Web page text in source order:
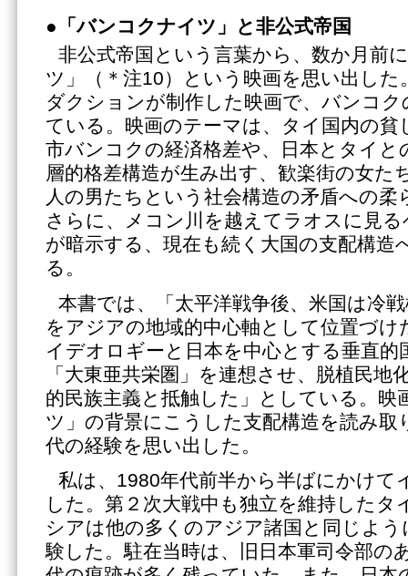
●「バンコクナイツ」と非公式帝国
非公式帝国という言葉から、数か月前
ツ」（＊注10）という映画を思い出した
ダクションが制作した映画で、バンコ
ている。映画のテーマは、タイ国内の貧
市バンコクの経済格差や、日本とタイと
層的格差構造が生み出す、歓楽街の女た
人の男たちという社会構造の矛盾への柔
さらに、メコン川を越えてラオスに見
が暗示する、現在も続く大国の支配構造
る。
本書では、「太平洋戦争後、米国は冷
をアジアの地域的中心軸として位置づけ
イデオロギーと日本を中心とする垂直的
「大東亜共栄圏」を連想させ、脱植民地
的民族主義と抵触した」としている。映
ツ」の背景にこうした支配構造を読み取
代の経験を思い出した。
私は、1980年代前半から半ばにかけて
した。第２次大戦中も独立を維持したタ
シアは他の多くのアジア諸国と同じよう
験した。駐在当時は、旧日本軍司令部の